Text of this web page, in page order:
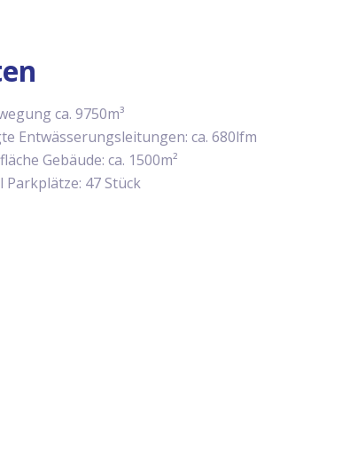
ca. 9750m³
Entwässerungsleitungen: ca. 680lfm
Gebäude: ca. 1500m²
Parkplätze: 47 Stück